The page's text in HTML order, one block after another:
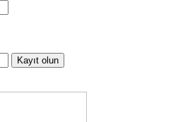
Kayıt olun